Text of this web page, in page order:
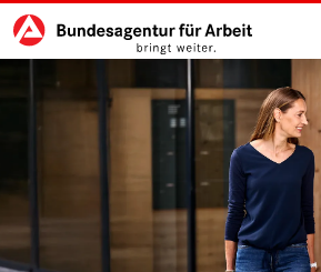
zu den Hauptinhalten springen
Hauptnavigation